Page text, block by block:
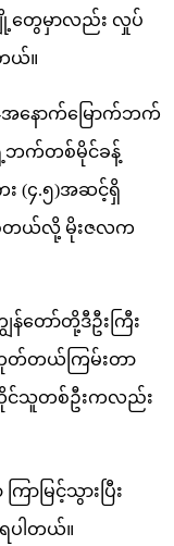
ျို့တွေမှာလည်း လှုပ်
ယ်။
-အနောက်မြောက်ဘက်
ဘက်တစ်မိုင်ခန့်
(၄.၅)အဆင့်ရှိ
စ်တယ်လို့ မိုးဇလက
တော်တို့ဒီဦးကြီး
ဟုတ်တယ်ကြမ်းတာ
ထိုင်သူတစ်ဦးကလည်း
ာမြင့်သွားပြီး
ပါတယ်။